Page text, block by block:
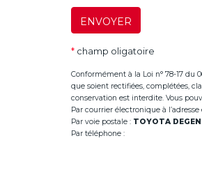
ENVOYER
* champ oligatoire
Conformément à la Loi n° 78-17 du
que soient rectifiées, complétées,
conservation est interdite. Vous
Par courrier électronique à l’adresse
Par voie postale : TOYOTA
Par téléphone :